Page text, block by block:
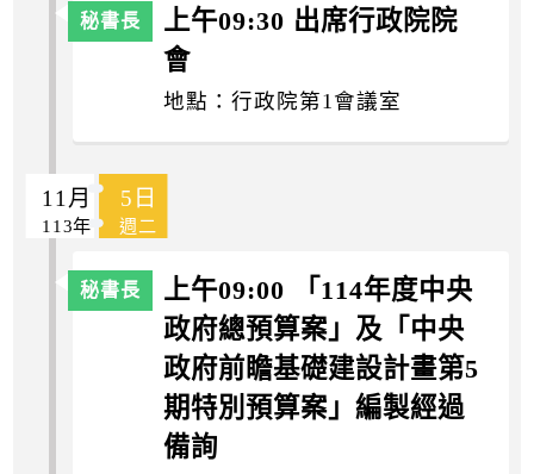
上午09:30 出席行政院院
會
地點：行政院第1會議室
11月 5日
113年 週二
上午09:00 「114年度中央
政府總預算案」及「中央
政府前瞻基礎建設計畫第5
期特別預算案」編製經過
備詢